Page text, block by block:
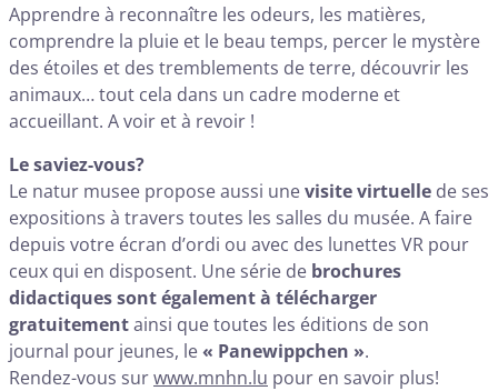
Apprendre à reconnaître les odeurs, les matières,
comprendre la pluie et le beau temps, percer le mystère
des étoiles et des tremblements de terre, découvrir les
animaux… tout cela dans un cadre moderne et
accueillant. A voir et à revoir !
Le saviez-vous?
Le natur musee propose aussi unevisite virtuelle de ses
expositions à travers toutes les salles du musée. A faire
depuis votre écran d’ordi ou avec des lunettes VR pour
ceux qui en disposent. Une série de brochures
didactiques sont également à télécharger
gratuitementainsi que toutes les éditions de son
journal pour jeunes, le« Panewippchen ».
Rendez-vous surwww.mnhn.lu pour en savoir plus!